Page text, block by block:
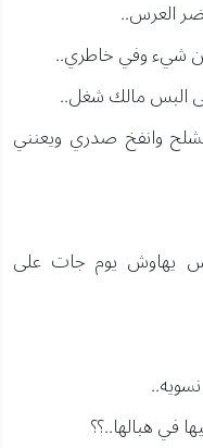
العرس..
شيء وفي خاطري..
البس مالك شغل..
وانفخ صدري ويعنني
يهاوش يوم جات على
في هبالها..؟؟